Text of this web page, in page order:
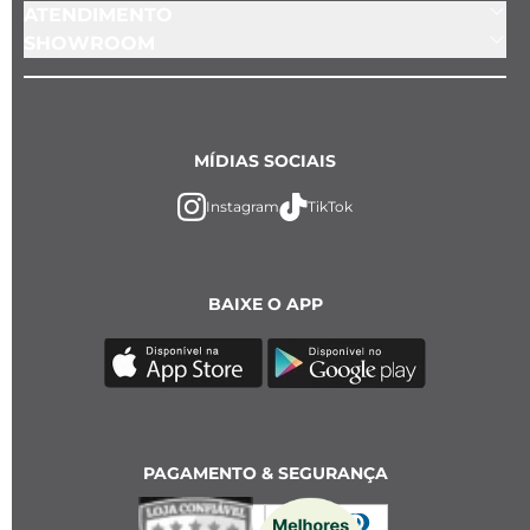
BAIXE O APP
MÍDIAS SOCIAIS
Instagram TikTok
PAGAMENTO & SEGURANÇA